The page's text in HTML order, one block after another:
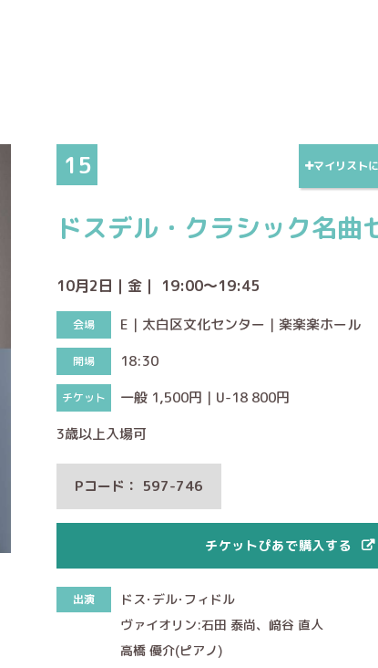
15 マイリスト
ドスデル・クラシック名曲
10月2日｜金｜ 19:00～19:45
E｜太白区文化センター｜楽楽楽ホール
18:30
一般 1,500円｜U-18 800円
3歳以上入場可
Pコード： 597-746
チケットぴあで購入する
出演
ドス･デル･フィドル
ヴァイオリン:石田 泰尚、﨑谷 直人
高橋 優介(ピアノ)